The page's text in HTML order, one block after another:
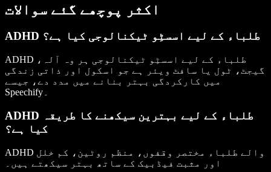
اکثر پوچھے گئے سوالات
ADHD طلباء کے لیے اسسٹِو ٹیکنالوجی کیا ہے؟
ADHD طلباء کے لیے اسسٹِو ٹیکنالوجی ہر وہ آلہ،
گیجٹ، ٹول یا سافٹ ویئر ہے جو اسکول اور ذاتی زندگی
میں کارکردگی بہتر بنانے میں مدد دے، جیسے
ADHD طلباء کے لیے بہترین سیکھنے کا طریقہ
کیا ہے؟
ADHD والے طلباء مختصر وقفوں، منظم روٹین، کم خلل
اور مثبت فیڈبیک کے ساتھ بہتر سیکھتے ہیں۔